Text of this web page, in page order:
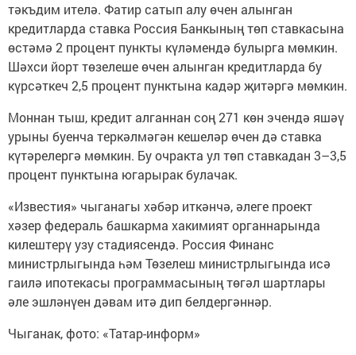
тәкъдим ителә. Фатир сатып алу өчен алынган
кредитларда ставка Россия Банкының төп ставкасына
өстәмә 2 процент пункты күләмендә булырга мөмкин.
Шәхси йорт төзелеше өчен алынган кредитларда бу
күрсәткеч 2,5 процент пунктына кадәр җитәргә мөмкин.
Моннан тыш, кредит алганнан соң 271 көн эчендә яшәү
урыны буенча теркәлмәгән кешеләр өчен дә ставка
күтәрелергә мөмкин. Бу очракта ул төп ставкадан 3–3,5
процент пунктына югарырак булачак.
«Известия» чыганагы хәбәр иткәнчә, әлеге проект
хәзер федераль башкарма хакимият органнарында
килештерү узу стадиясендә. Россия Финанс
министрлыгында һәм Төзелеш министрлыгында исә
гаилә ипотекасы программасының төгәл шартлары
әле эшләнүен дәвам итә дип белдергәннәр.
Чыганак, фото: «Татар-информ»